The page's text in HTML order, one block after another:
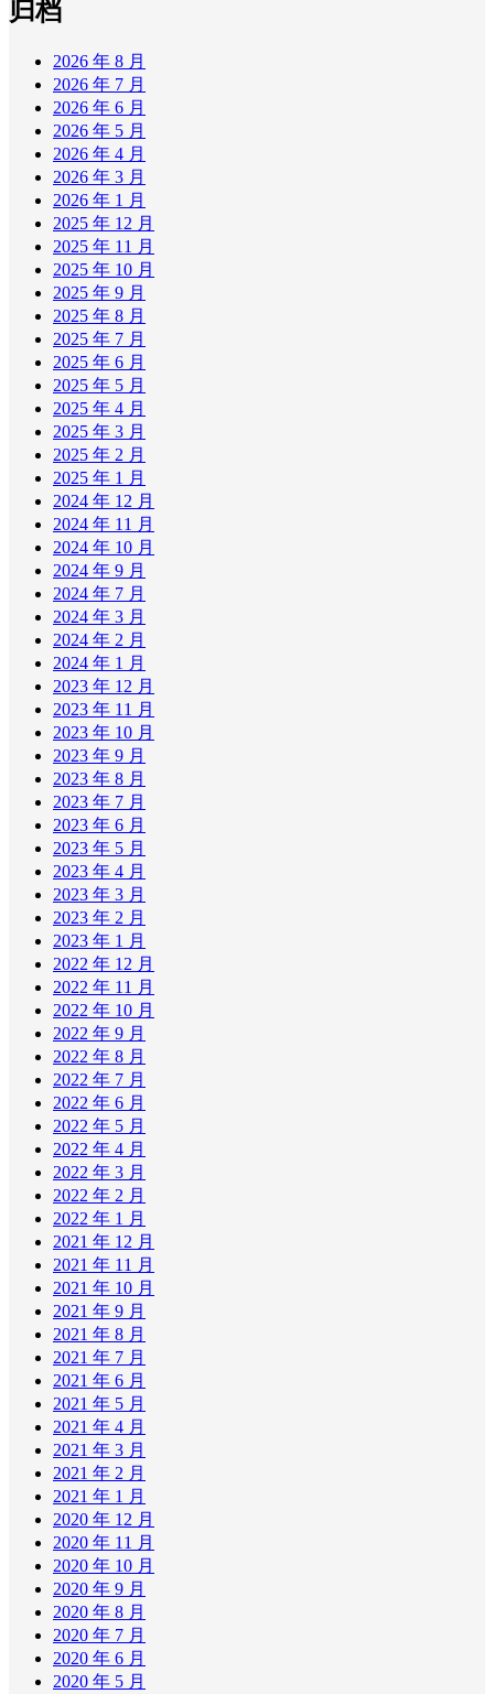
归档
2026 年 8 月
2026 年 7 月
2026 年 6 月
2026 年 5 月
2026 年 4 月
2026 年 3 月
2026 年 1 月
2025 年 12 月
2025 年 11 月
2025 年 10 月
2025 年 9 月
2025 年 8 月
2025 年 7 月
2025 年 6 月
2025 年 5 月
2025 年 4 月
2025 年 3 月
2025 年 2 月
2025 年 1 月
2024 年 12 月
2024 年 11 月
2024 年 10 月
2024 年 9 月
2024 年 7 月
2024 年 3 月
2024 年 2 月
2024 年 1 月
2023 年 12 月
2023 年 11 月
2023 年 10 月
2023 年 9 月
2023 年 8 月
2023 年 7 月
2023 年 6 月
2023 年 5 月
2023 年 4 月
2023 年 3 月
2023 年 2 月
2023 年 1 月
2022 年 12 月
2022 年 11 月
2022 年 10 月
2022 年 9 月
2022 年 8 月
2022 年 7 月
2022 年 6 月
2022 年 5 月
2022 年 4 月
2022 年 3 月
2022 年 2 月
2022 年 1 月
2021 年 12 月
2021 年 11 月
2021 年 10 月
2021 年 9 月
2021 年 8 月
2021 年 7 月
2021 年 6 月
2021 年 5 月
2021 年 4 月
2021 年 3 月
2021 年 2 月
2021 年 1 月
2020 年 12 月
2020 年 11 月
2020 年 10 月
2020 年 9 月
2020 年 8 月
2020 年 7 月
2020 年 6 月
2020 年 5 月